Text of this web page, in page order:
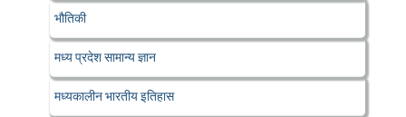
भौतिकी
मध्य प्रदेश सामान्य ज्ञान
मध्यकालीन भारतीय इतिहास